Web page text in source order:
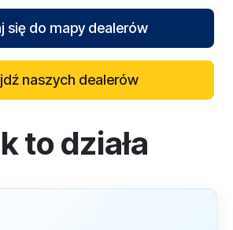
się do mapy dealerów
naszych dealerów
to działa